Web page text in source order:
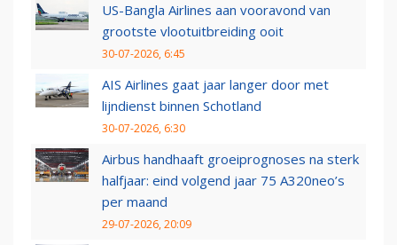
US-Bangla Airlines aan vooravond van
grootste vlootuitbreiding ooit
30-07-2026, 6:45
AIS Airlines gaat jaar langer door met
lijndienst binnen Schotland
30-07-2026, 6:30
Airbus handhaaft groeiprognoses na sterk
halfjaar: eind volgend jaar 75 A320neo’s
per maand
29-07-2026, 20:09